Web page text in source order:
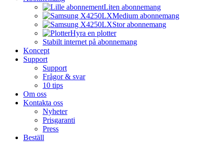
Liten abonnemang
Medium abonnemang
Stor abonnemang
Hyra en plotter
Stabilt internet på abonnemang
Koncept
Support
Support
Frågor & svar
10 tips
Om oss
Kontakta oss
Nyheter
Prisgaranti
Press
Beställ